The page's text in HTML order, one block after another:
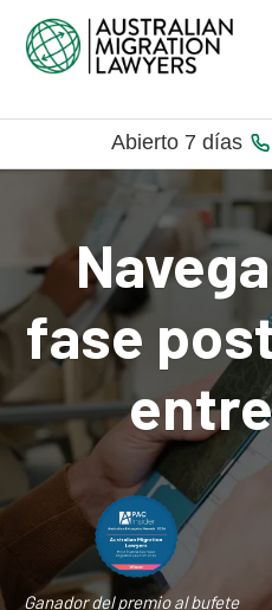
Abierto 7 días
fase
Ganador del premio al bufete